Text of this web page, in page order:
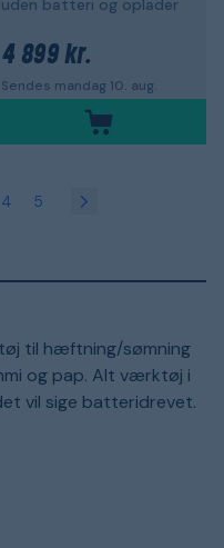
uden batteri og oplader
4 899 kr.
Sendes mandag 10. aug.
4 5
til hæftning/sømning
og pap. Alt værktøj i
vil sige batteridrevet.